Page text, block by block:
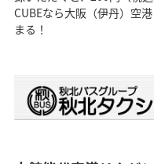
CUBEなら大阪（伊丹）空
まる！